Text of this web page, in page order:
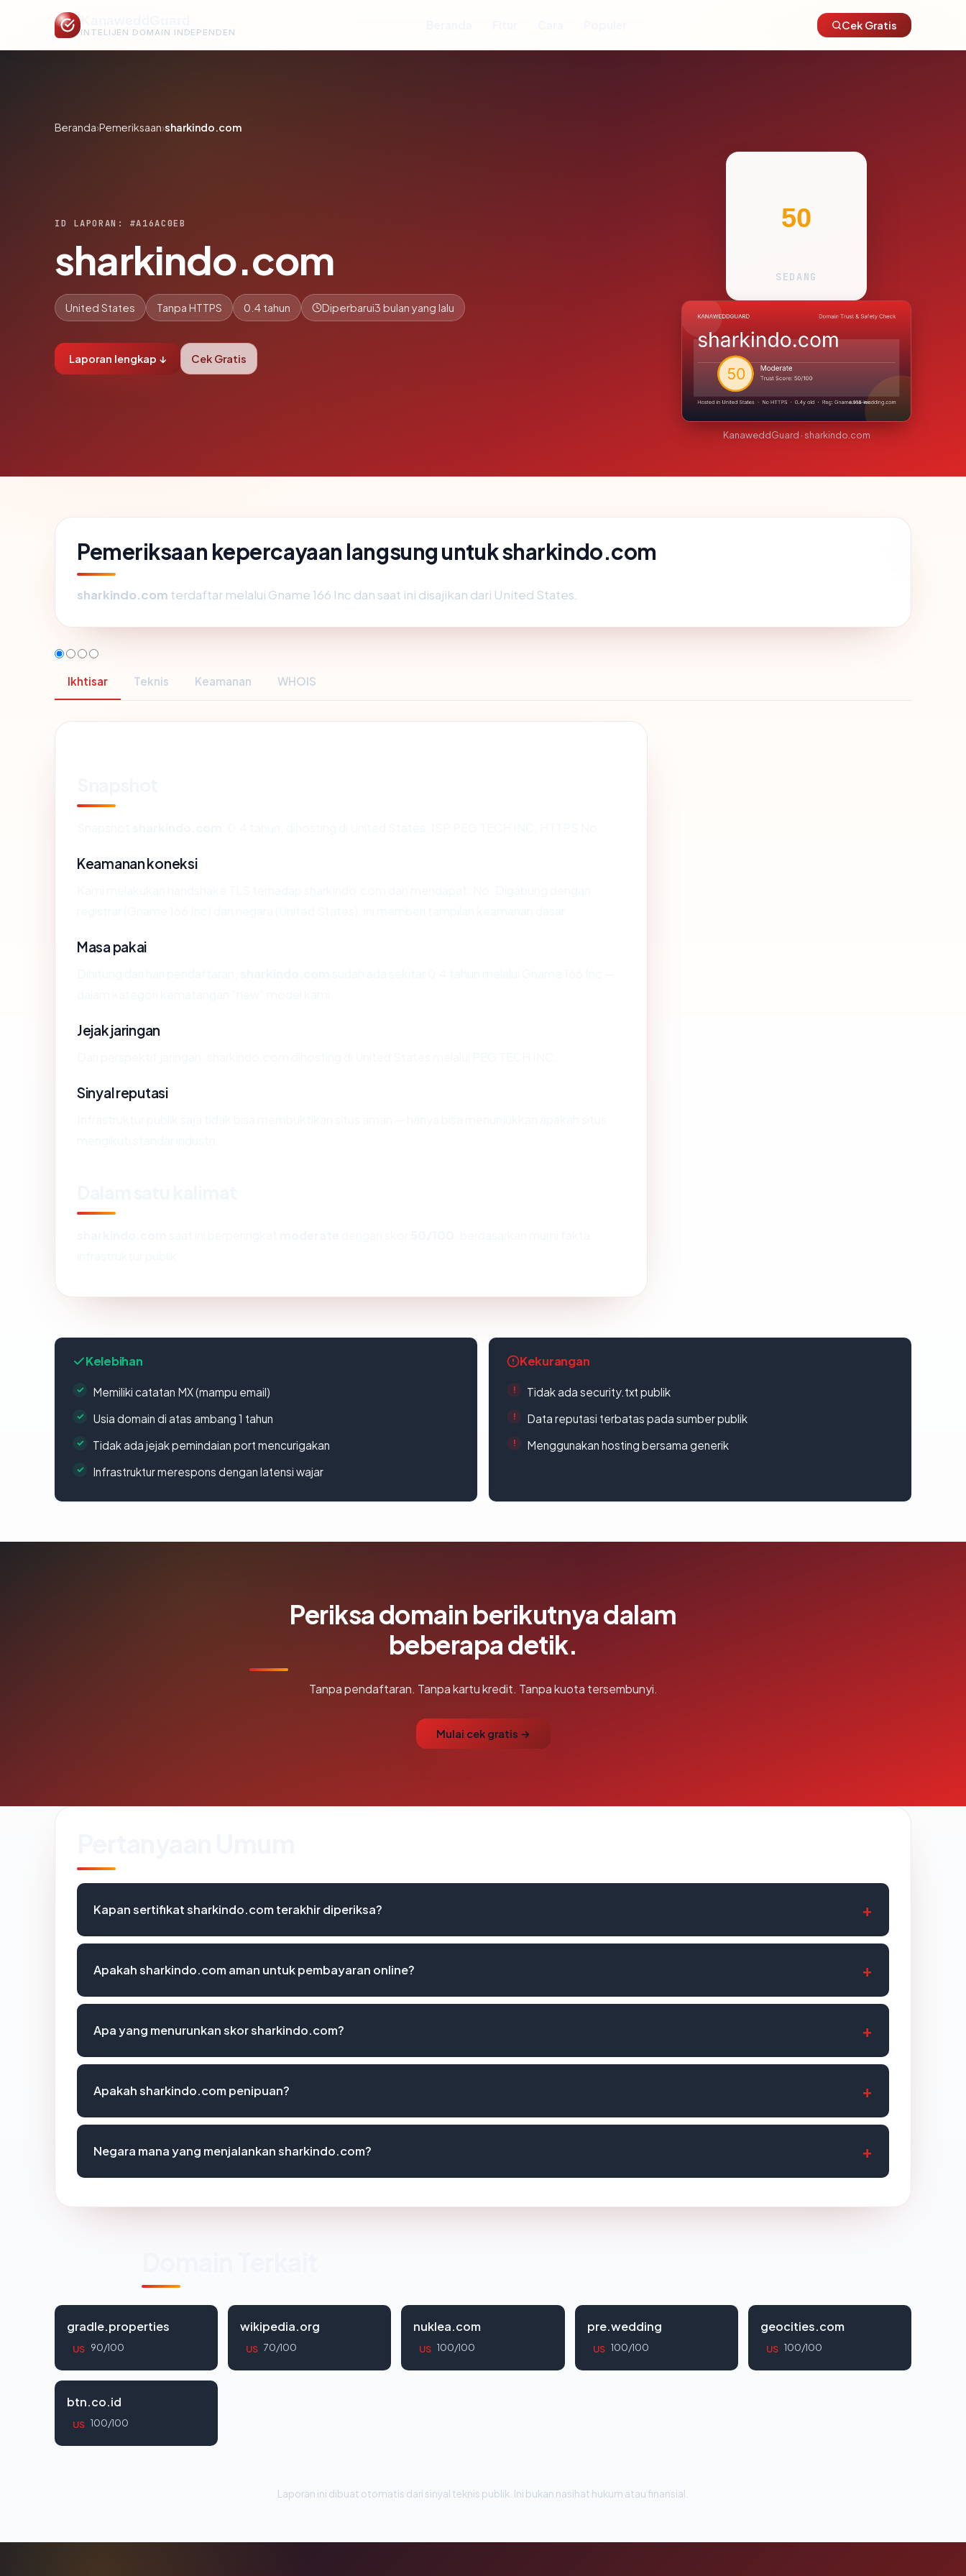
INTELIJEN DOMAIN INDEPENDEN
Cek Gratis
Beranda›Pemeriksaan›sharkindo.com
ID LAPORAN: #A16AC0EB
sharkindo.com
United States Tanpa HTTPS 0.4 tahun Diperbarui3 bulan yang lalu
Laporan lengkap ↓ Cek Gratis
50
SEDANG
KanaweddGuard · sharkindo.com
Pemeriksaan kepercayaan langsung untuk sharkindo.com
sharkindo.com terdaftar melalui Gname 166 Inc dan saat ini disajikan dari United States.
Ikhtisar Teknis Keamanan WHOIS
Keamanan koneksi
Masa pakai
Jejak jaringan
Sinyal reputasi
Kelebihan
Memiliki catatan MX (mampu email)
Usia domain di atas ambang 1 tahun
Tidak ada jejak pemindaian port mencurigakan
Infrastruktur merespons dengan latensi wajar
Kekurangan
Tidak ada security.txt publik
Data reputasi terbatas pada sumber publik
Menggunakan hosting bersama generik
Periksa domain berikutnya dalam
beberapa detik.
Tanpa pendaftaran. Tanpa kartu kredit. Tanpa kuota tersembunyi.
Mulai cek gratis →
Kapan sertifikat sharkindo.com terakhir diperiksa?
Apakah sharkindo.com aman untuk pembayaran online?
Apa yang menurunkan skor sharkindo.com?
Apakah sharkindo.com penipuan?
Negara mana yang menjalankan sharkindo.com?
gradle.properties
US 90/100
wikipedia.org
US 70/100
nuklea.com
US 100/100
pre.wedding
US 100/100
geocities.com
US 100/100
btn.co.id
US 100/100
Laporan ini dibuat otomatis dari sinyal teknis publik. Ini bukan nasihat hukum atau finansial.